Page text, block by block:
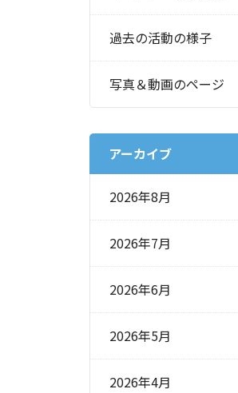
過去の活動の様子
写真＆動画のページ
アーカイブ
2026年8月
2026年7月
2026年6月
2026年5月
2026年4月